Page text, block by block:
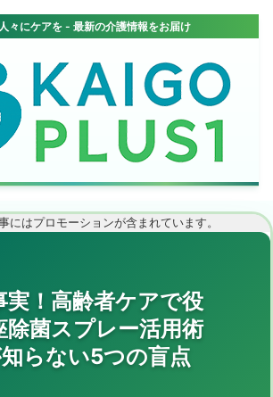
にはプロモーションが含まれています。
実！高齢者ケアで役
除菌スプレー活用術
らない5つの盲点